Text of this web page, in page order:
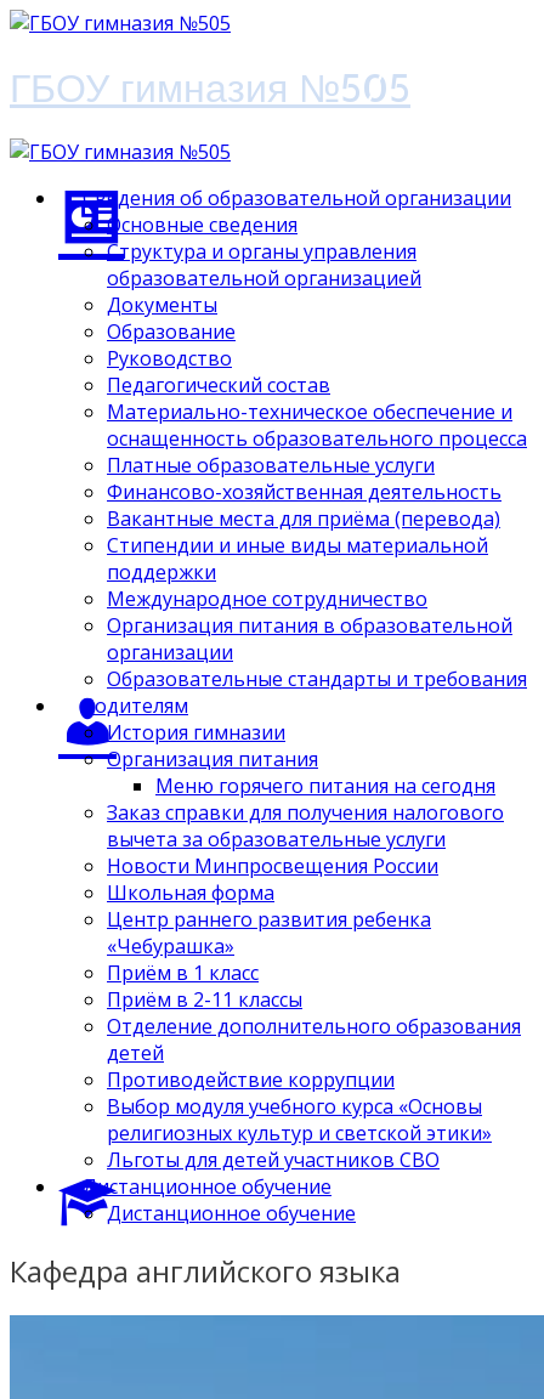
ГБОУ гимназия №505
Сведения об образовательной организации
Основные сведения
Структура и органы управления
образовательной организацией
Документы
Образование
Руководство
Педагогический состав
Материально-техническое обеспечение и
оснащенность образовательного процесса
Платные образовательные услуги
Финансово-хозяйственная деятельность
Вакантные места для приёма (перевода)
Стипендии и иные виды материальной
поддержки
Международное сотрудничество
Организация питания в образовательной
организации
Образовательные стандарты и требования
Родителям
История гимназии
Организация питания
Меню горячего питания на сегодня
Заказ справки для получения налогового
вычета за образовательные услуги
Новости Минпросвещения России
Школьная форма
Центр раннего развития ребенка
«Чебурашка»
Приём в 1 класс
Приём в 2-11 классы
Отделение дополнительного образования
детей
Противодействие коррупции
Выбор модуля учебного курса «Основы
религиозных культур и светской этики»
Льготы для детей участников СВО
Дистанционное обучение
Дистанционное обучение
Кафедра английского языка